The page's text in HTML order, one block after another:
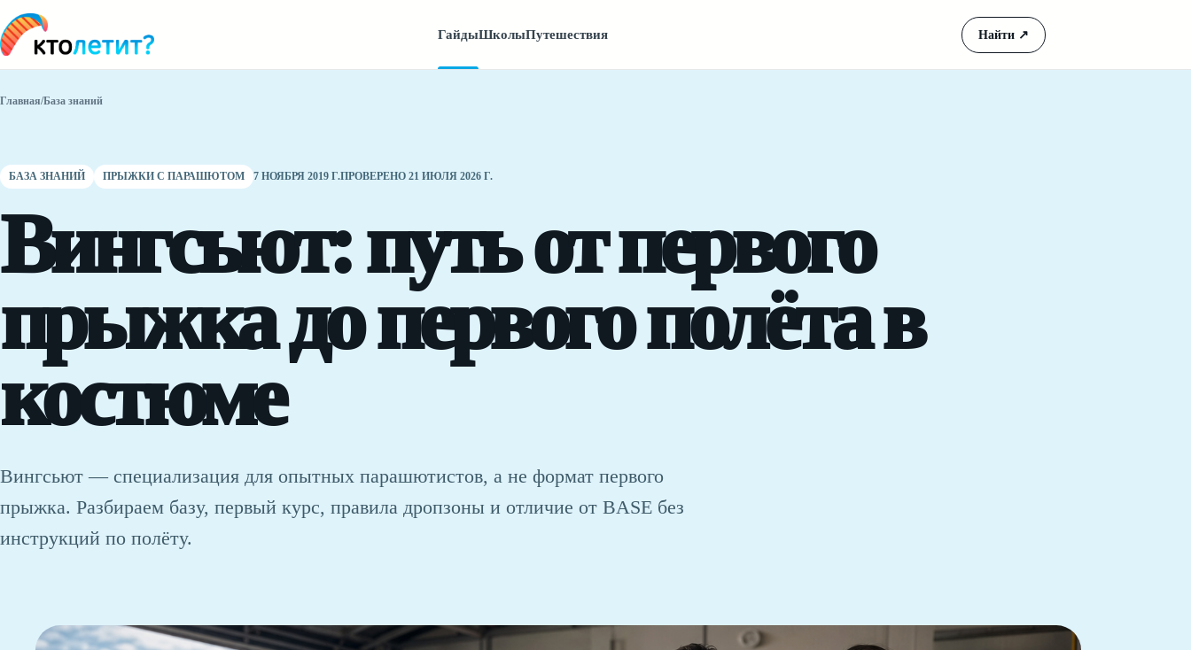
ГайдыШколыПутешествия Найти ↗
Главная/База знаний
БАЗА ЗНАНИЙ ПРЫЖКИ С ПАРАШЮТОМ 7 НОЯБРЯ 2019 Г.ПРОВЕРЕНО 21 ИЮЛЯ 2026 Г.
Вингсьют: путь от первого
прыжка до первого полёта в
костюме
Вингсьют — специализация для опытных парашютистов, а не формат первого
прыжка. Разбираем базу, первый курс, правила дропзоны и отличие от BASE без
инструкций по полёту.